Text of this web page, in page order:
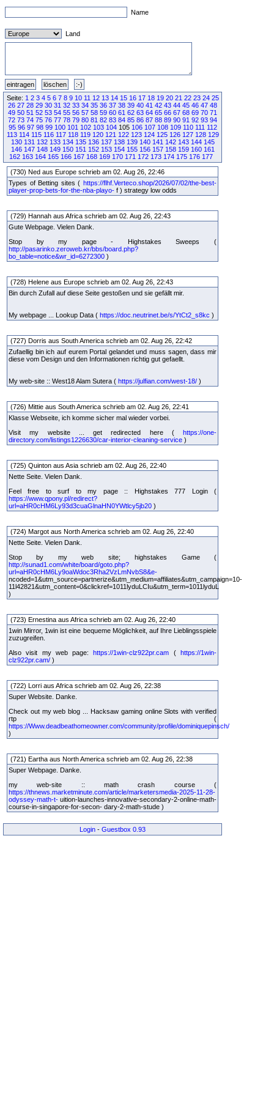
Name
Land
Seite: 1 2 3 4 5 6 7 8 9 10 11 12 13 14 15 16 17 18 19 20 21 22 23 24 25
26 27 28 29 30 31 32 33 34 35 36 37 38 39 40 41 42 43 44 45 46 47 48
49 50 51 52 53 54 55 56 57 58 59 60 61 62 63 64 65 66 67 68 69 70 71
72 73 74 75 76 77 78 79 80 81 82 83 84 85 86 87 88 89 90 91 92 93 94
95 96 97 98 99 100 101 102 103 104105 106 107 108 109 110 111 112
113 114 115 116 117 118 119 120 121 122 123 124 125 126 127 128 129
130 131 132 133 134 135 136 137 138 139 140 141 142 143 144 145
146 147 148 149 150 151 152 153 154 155 156 157 158 159 160 161
162 163 164 165 166 167 168 169 170 171 172 173 174 175 176 177
(730) Ned aus Europe schrieb am 02. Aug 26, 22:46
Types of Betting sites ( https://flhf.Verteco.shop/2026/07/02/the-best-
player-prop-bets-for-the-nba-playo- f ) strategy low odds
(729) Hannah aus Africa schrieb am 02. Aug 26, 22:43
Gute Webpage. Vielen Dank.
Stop by my page - Highstakes Sweeps (
http://pasarinko.zeroweb.kr/bbs/board.php?
bo_table=notice&wr_id=6272300 )
(728) Helene aus Europe schrieb am 02. Aug 26, 22:43
Bin durch Zufall auf diese Seite gestoßen und sie gefällt mir.
My webpage ... Lookup Data ( https://doc.neutrinet.be/s/YtCt2_s8kc )
(727) Dorris aus South America schrieb am 02. Aug 26, 22:42
Zufaellig bin ich auf eurem Portal gelandet und muss sagen, dass mir
diese vom Design und den Informationen richtig gut gefaellt.
My web-site :: West18 Alam Sutera ( https://julfian.com/west-18/ )
(726) Mittie aus South America schrieb am 02. Aug 26, 22:41
Klasse Webseite, ich komme sicher mal wieder vorbei.
Visit my website ... get redirected here ( https://one-
directory.com/listings1226630/car-interior-cleaning-service )
(725) Quinton aus Asia schrieb am 02. Aug 26, 22:40
Nette Seite. Vielen Dank.
Feel free to surf to my page :: Highstakes 777 Login (
https://www.qpony.pl/redirect?
url=aHR0cHM6Ly93d3cuaGlnaHN0YWtlcy5jb20 )
(724) Margot aus North America schrieb am 02. Aug 26, 22:40
Nette Seite. Vielen Dank.
Stop by my web site; highstakes Game (
http://sunad1.com/white/board/goto.php?
url=aHR0cHM6Ly9oaWdoc3Rha2VzLmNvbS8&e-
ncoded=1&utm_source=partnerize&utm_medium=affiliates&utm_campaign=10-
11l42821&utm_content=0&clickref=1011lyduLCIu&utm_term=1011lyduL
)
(723) Ernestina aus Africa schrieb am 02. Aug 26, 22:40
1win Mirror, 1win ist eine bequeme Möglichkeit, auf Ihre Lieblingsspiele
zuzugreifen.
Also visit my web page:https://1win-clz922pr.cam (https://1win-
clz922pr.cam/ )
(722) Lorri aus Africa schrieb am 02. Aug 26, 22:38
Super Website. Danke.
Check out my web blog ... Hacksaw gaming online Slots with verified
rtp (
https://Www.deadbeathomeowner.com/community/profile/dominiquepinsch/
)
(721) Eartha aus North America schrieb am 02. Aug 26, 22:38
Super Webpage. Danke.
my web-site :: math crash course (
https://thnews.marketminute.com/article/marketersmedia-2025-11-28-
odyssey-math-t- uition-launches-innovative-secondary-2-online-math-
course-in-singapore-for-secon- dary-2-math-stude )
Login - Guestbox 0.93